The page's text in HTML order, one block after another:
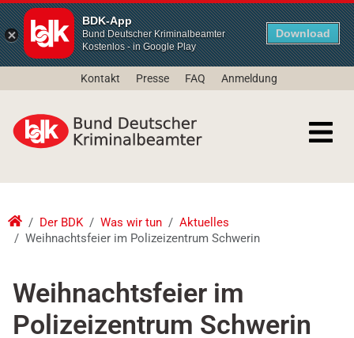
BDK-App
Bund Deutscher Kriminalbeamter
Kostenlos - in Google Play
Download
Kontakt Presse FAQ Anmeldung
Der BDK Was wir tun
Aktuelles
Weihnachtsfeier im Polizeizentrum Schwerin
Weihnachtsfeier im
Polizeizentrum Schwerin